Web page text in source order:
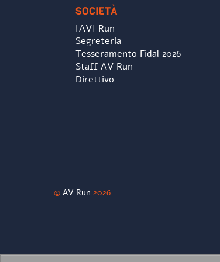
SOCIETÀ
[AV] Run
Segreteria
Tesseramento Fidal 2026
Staff AV Run
Direttivo
© AV Run 2026